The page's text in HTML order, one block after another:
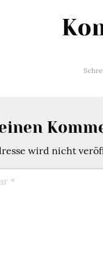
wird nicht